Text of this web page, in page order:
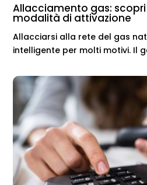
Allacciamento gas:
modalità di attivazione
Allacciarsi alla rete del gas
intelligente per molti motivi. Il